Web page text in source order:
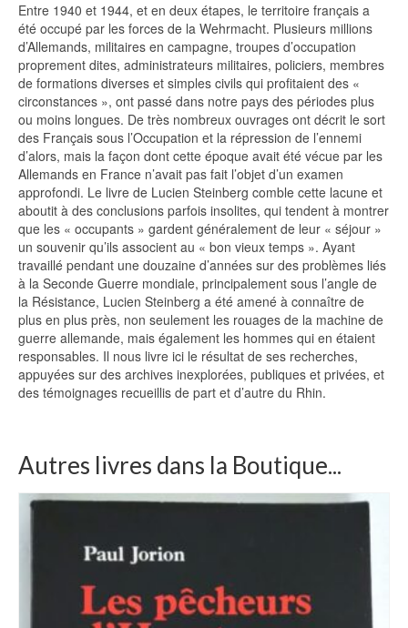
Entre 1940 et 1944, et en deux étapes, le territoire français a
été occupé par les forces de la Wehrmacht. Plusieurs millions
d’Allemands, militaires en campagne, troupes d’occupation
proprement dites, administrateurs militaires, policiers, membres
de formations diverses et simples civils qui profitaient des «
circonstances », ont passé dans notre pays des périodes plus
ou moins longues. De très nombreux ouvrages ont décrit le sort
des Français sous l’Occupation et la répression de l’ennemi
d’alors, mais la façon dont cette époque avait été vécue par les
Allemands en France n’avait pas fait l’objet d’un examen
approfondi. Le livre de Lucien Steinberg comble cette lacune et
aboutit à des conclusions parfois insolites, qui tendent à montrer
que les « occupants » gardent généralement de leur « séjour »
un souvenir qu’ils associent au « bon vieux temps ». Ayant
travaillé pendant une douzaine d’années sur des problèmes liés
à la Seconde Guerre mondiale, principalement sous l’angle de
la Résistance, Lucien Steinberg a été amené à connaître de
plus en plus près, non seulement les rouages de la machine de
guerre allemande, mais également les hommes qui en étaient
responsables. Il nous livre ici le résultat de ses recherches,
appuyées sur des archives inexplorées, publiques et privées, et
des témoignages recueillis de part et d’autre du Rhin.
Autres livres dans la Boutique...